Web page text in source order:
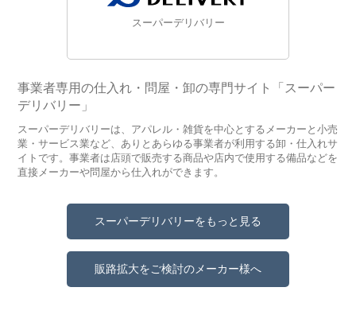
スーパーデリバリー
事業者専用の仕入れ・問屋・卸の専門サイト「スーパー
デリバリー」
スーパーデリバリーは、アパレル・雑貨を中心とするメーカーと小売
業・サービス業など、ありとあらゆる事業者が利用する卸・仕入れサ
イトです。事業者は店頭で販売する商品や店内で使用する備品などを
直接メーカーや問屋から仕入れができます。
スーパーデリバリーをもっと見る
販路拡大をご検討のメーカー様へ